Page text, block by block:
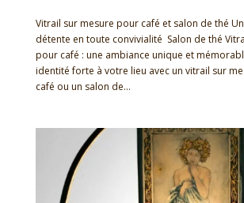
Vitrail sur mesure pour café et salon de thé
détente en toute convivialité Salon de thé
pour café : une ambiance unique et
identité forte à votre lieu avec un vitrail sur
café ou un salon de...